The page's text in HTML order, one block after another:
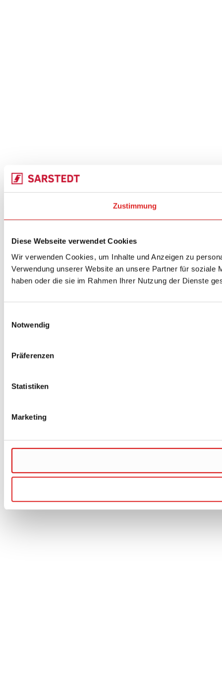
Zustimmung
Diese Webseite verwendet Cookies
Wir verwenden Cookies, um Inhalte und Anzeigen zu
Verwendung unserer Website an unsere Partner für soziale
haben oder die sie im Rahmen Ihrer Nutzung der Dienste
Notwendig
Präferenzen
Statistiken
Marketing